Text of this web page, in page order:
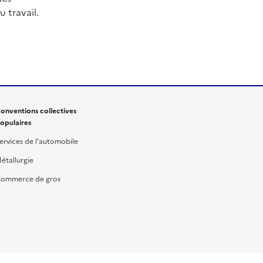
travail.
collectives
de l'automobile
de gros